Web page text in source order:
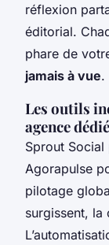
réflexion
éditorial.
phare de
jamais à vue.
Les outils
agence
Sprout
Agorapulse
pilotage
surgissent, la